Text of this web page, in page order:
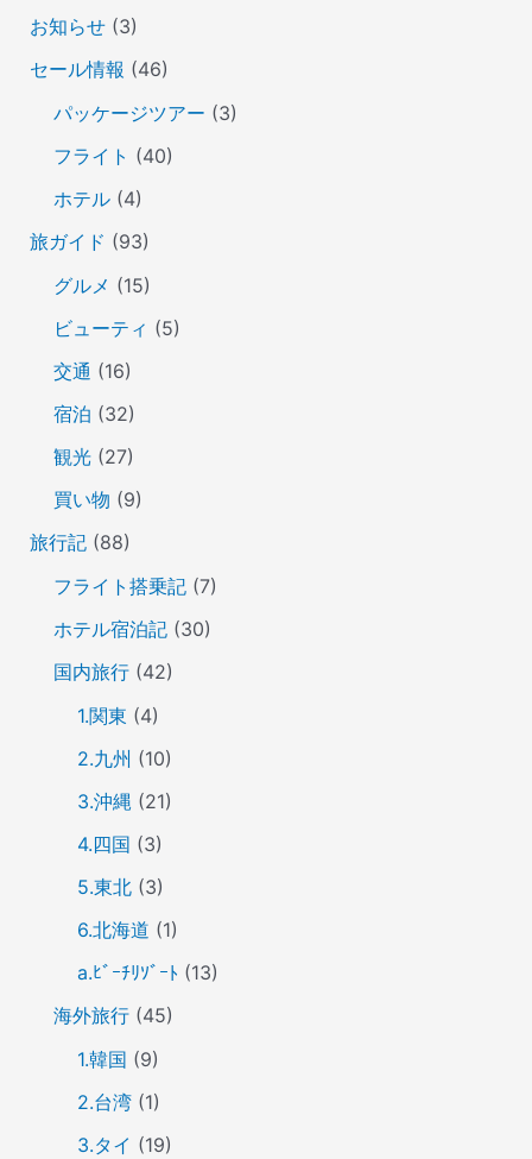
お知らせ(3)
セール情報 (46)
パッケージツアー (3)
フライト (40)
ホテル(4)
旅ガイド (93)
グルメ (15)
ビューティ (5)
交通 (16)
宿泊 (32)
観光(27)
買い物 (9)
旅行記(88)
フライト搭乗記(7)
ホテル宿泊記(30)
国内旅行(42)
1.関東 (4)
2.九州 (10)
3.沖縄(21)
4.四国 (3)
5.東北(3)
6.北海道 (1)
a.ﾋﾞｰﾁﾘｿﾞｰﾄ (13)
海外旅行(45)
1.韓国 (9)
2.台湾(1)
3.タイ (19)